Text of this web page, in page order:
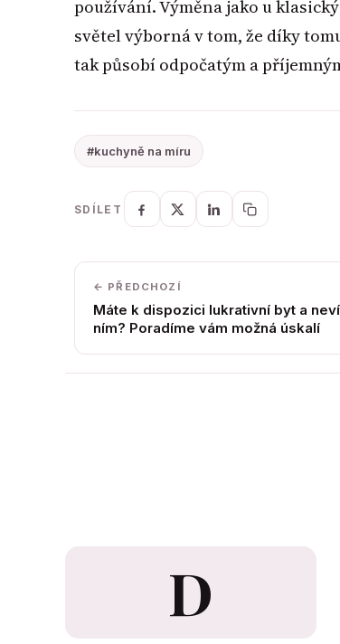
používání. Výměna jako u
světel výborná v tom, že díky
tak působí odpočatým a
#kuchyně na míru
SDÍLET
← PŘEDCHOZÍ
Máte k dispozici lukrativní byt a
ním? Poradíme vám možná úskalí
D